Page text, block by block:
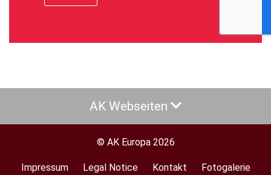
AK Webseiten
© AK Europa 2026
Footer
Impressum Legal Notice Kontakt Fotogalerie